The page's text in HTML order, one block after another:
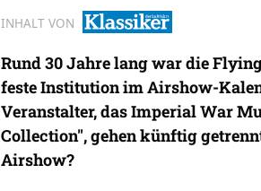
INHALT VON
Rund 30 Jahre lang war die
feste Institution im Airshow-
Veranstalter, das Imperial War
Collection", gehen künftig
Airshow?